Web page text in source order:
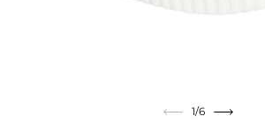
1/6